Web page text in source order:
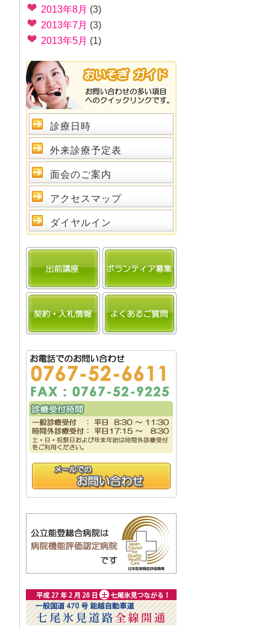
2013年8月 (3)
2013年7月 (3)
2013年5月 (1)
診療日時
外来診療予定表
面会のご案内
アクセスマップ
ダイヤルイン